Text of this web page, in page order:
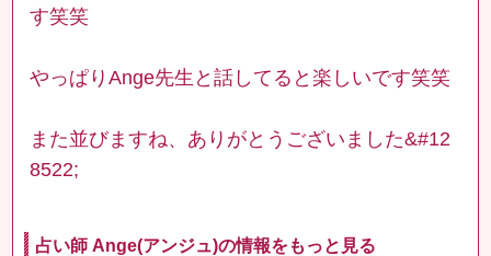
す笑笑
やっぱりAnge先生と話してると楽しいです笑笑
また並びますね、ありがとうございました&#12
8522;
占い師 Ange(アンジュ)の情報をもっと見る